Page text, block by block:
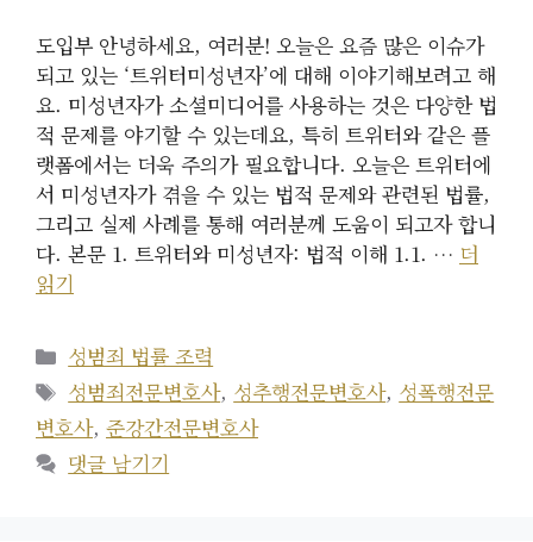
도입부 안녕하세요, 여러분! 오늘은 요즘 많은 이슈가
되고 있는 ‘트위터미성년자’에 대해 이야기해보려고 해
요. 미성년자가 소셜미디어를 사용하는 것은 다양한 법
적 문제를 야기할 수 있는데요, 특히 트위터와 같은 플
랫폼에서는 더욱 주의가 필요합니다. 오늘은 트위터에
서 미성년자가 겪을 수 있는 법적 문제와 관련된 법률,
그리고 실제 사례를 통해 여러분께 도움이 되고자 합니
다. 본문 1. 트위터와 미성년자: 법적 이해 1.1. … 더
읽기
카
테
고
리
성범죄 법률 조력
태
그
성범죄전문변호사, 성추행전문변호사, 성폭행전문
변호사, 준강간전문변호사
댓글 남기기